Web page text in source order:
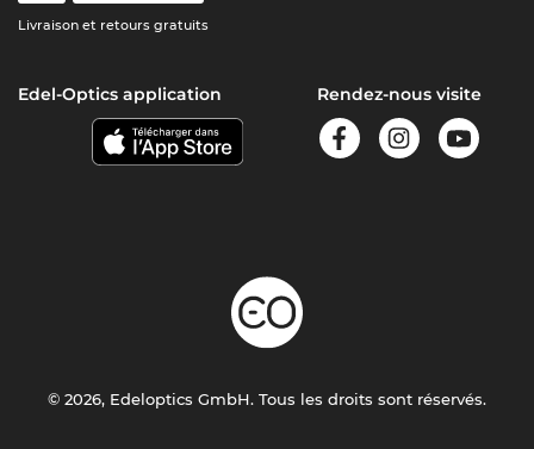
Livraison et retours gratuits
Edel-Optics application Rendez-nous visite
© 2026, Edeloptics GmbH. Tous les droits sont réservés.